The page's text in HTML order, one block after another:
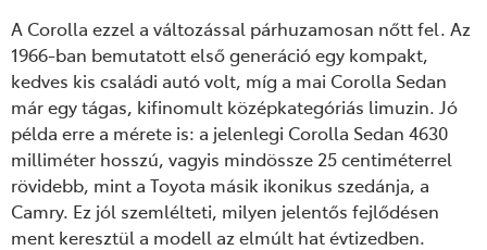
A Corolla ezzel a változással párhuzamosan nőtt fel. Az
1966-ban bemutatott első generáció egy kompakt,
kedves kis családi autó volt, míg a mai Corolla Sedan
már egy tágas, kifinomult középkategóriás limuzin. Jó
példa erre a mérete is: a jelenlegi Corolla Sedan 4630
milliméter hosszú, vagyis mindössze 25 centiméterrel
rövidebb, mint a Toyota másik ikonikus szedánja, a
Camry. Ez jól szemlélteti, milyen jelentős fejlődésen
ment keresztül a modell az elmúlt hat évtizedben.